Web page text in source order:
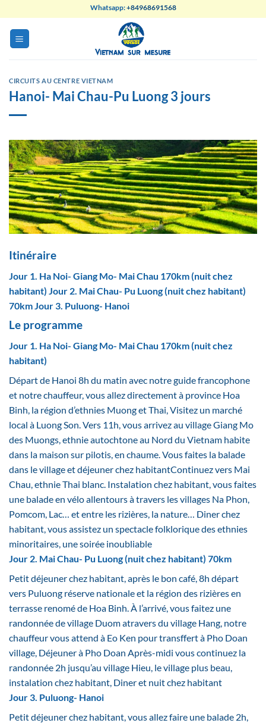
to
content
Whatsapp:+84968691568
CIRCUITS AU CENTRE VIETNAM
Hanoi- Mai Chau-Pu Luong 3 jours
Itinéraire
Jour 1. Ha Noi- Giang Mo- Mai Chau 170km (nuit chez
habitant) Jour 2. Mai Chau- Pu Luong (nuit chez habitant)
70kmJour 3. Puluong- Hanoi
Le programme
Jour 1. Ha Noi- Giang Mo- Mai Chau 170km (nuit chez
habitant)
Départ de Hanoi 8h du matin avec notre guide francophone
et notre chauffeur, vous allez directement à province Hoa
Binh, la région d’ethnies Muong et Thai, Visitez un marché
local à Luong Son. Vers 11h, vous arrivez au village Giang Mo
des Muongs, ethnie autochtone au Nord du Vietnam habite
dans la maison sur pilotis, en chaume. Vous faites la balade
dans le village et déjeuner chez habitantContinuez vers Mai
Chau, ethnie Thai blanc. Instalation chez habitant, vous faites
une balade en vélo allentours à travers les villages Na Phon,
Pomcom, Lac… et entre les rizières, la nature… Diner chez
habitant, vous assistez un spectacle folklorique des ethnies
minoritaires, une soirée inoubliable
Jour 2. Mai Chau- Pu Luong (nuit chez habitant) 70km
Petit déjeuner chez habitant, après le bon café, 8h départ
vers Puluong réserve nationale et la région des rizières en
terrasse renomé de Hoa Binh. À l’arrivé, vous faitez une
randonnée de village Duom atravers du village Hang, notre
chauffeur vous attend à Eo Ken pour transffert à Pho Doan
village, Déjeuner à Pho Doan Après-midi vous continuez la
randonnée 2h jusqu’au village Hieu, le village plus beau,
instalation chez habitant, Diner et nuit chez habitant
Jour 3. Puluong- Hanoi
Petit déjeuner chez habitant, vous allez faire une balade 2h,